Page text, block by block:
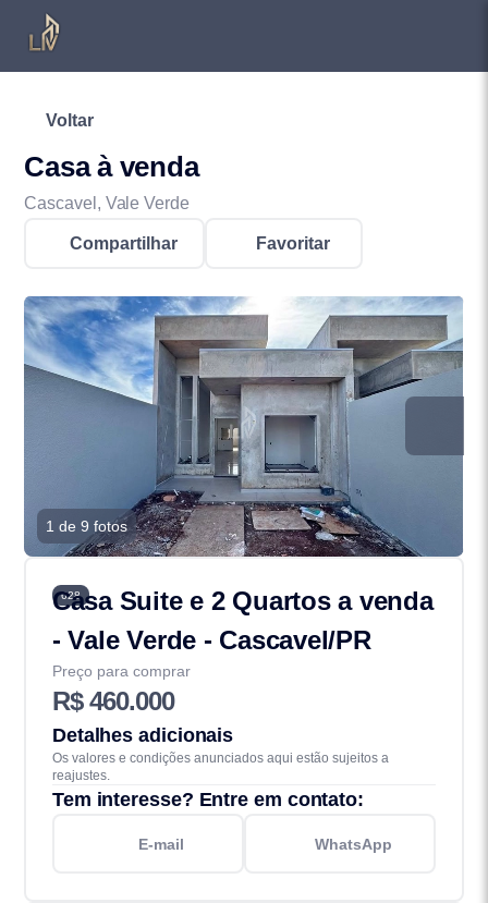
Voltar
Casa à venda
Cascavel, Vale Verde
Compartilhar Favoritar
1 de 9 fotos
628
Casa Suite e 2 Quartos a venda
- Vale Verde - Cascavel/PR
Preço para comprar
R$ 460.000
Detalhes adicionais
Os valores e condições anunciados aqui estão sujeitos a
reajustes.
Tem interesse? Entre em contato:
E-mail WhatsApp